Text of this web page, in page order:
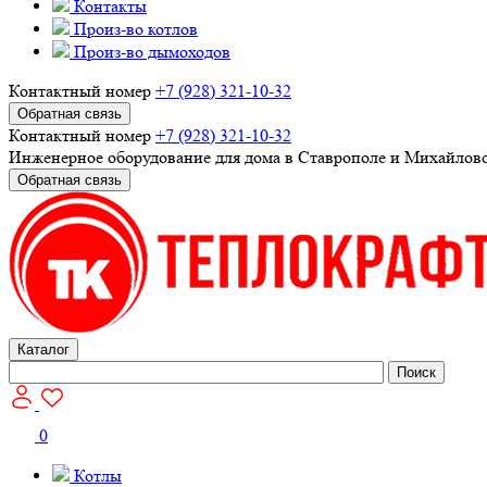
Контакты
Произ-во котлов
Произ-во дымоходов
Контактный номер +7 (928) 321-10-32
Обратная связь
Контактный номер +7 (928) 321-10-32
Инженерное оборудование для дома в Ставрополе и
Обратная связь
Каталог
Поиск
0
Котлы